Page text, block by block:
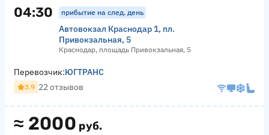
04:30 прибытие на след. день
Автовокзал Краснодар 1, пл.
Привокзальная, 5
Краснодар, площадь Привокзальная, 5
≈ 2000 руб.
Перевозчик:ЮГТРАНС
3.9 22 отзывов